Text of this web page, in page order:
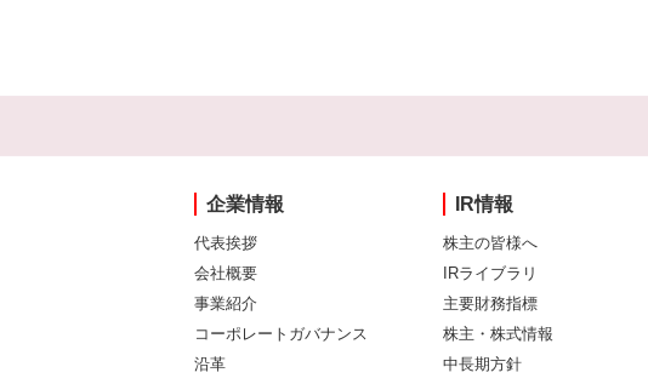
企業情報
代表挨拶
会社概要
事業紹介
コーポレートガバナンス
沿革
IR情報
株主の皆様へ
IRライブラリ
主要財務指標
株主・株式情報
中長期方針